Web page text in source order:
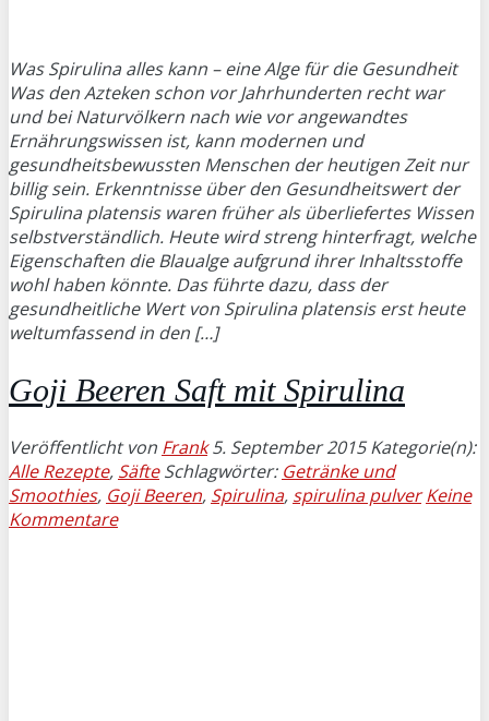
Was Spirulina alles kann – eine Alge für die Gesundheit
Was den Azteken schon vor Jahrhunderten recht war
und bei Naturvölkern nach wie vor angewandtes
Ernährungswissen ist, kann modernen und
gesundheitsbewussten Menschen der heutigen Zeit nur
billig sein. Erkenntnisse über den Gesundheitswert der
Spirulina platensis waren früher als überliefertes Wissen
selbstverständlich. Heute wird streng hinterfragt, welche
Eigenschaften die Blaualge aufgrund ihrer Inhaltsstoffe
wohl haben könnte. Das führte dazu, dass der
gesundheitliche Wert von Spirulina platensis erst heute
weltumfassend in den […]
Goji Beeren Saft mit Spirulina
Veröffentlicht von Frank 5. September 2015 Kategorie(n):
Alle Rezepte, SäfteSchlagwörter: Getränke und
Smoothies, Goji Beeren, Spirulina, spirulina pulver Keine
Kommentare